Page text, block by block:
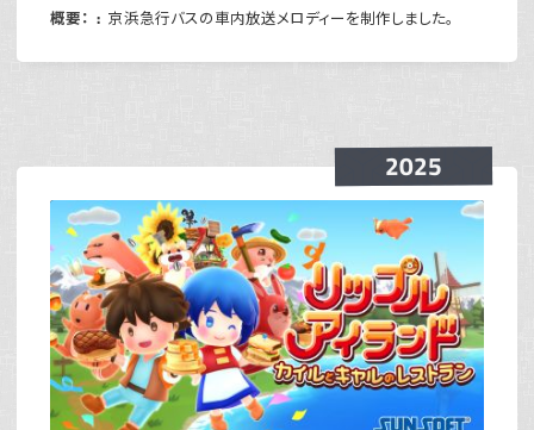
概要：
京浜急行バスの車内放送メロディーを制作しました。
2025